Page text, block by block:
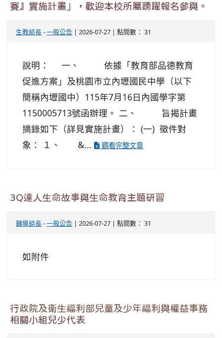
賽』實施計畫」，歡迎本校所屬踴躍報名參與。
生教組長-一般公告 | 2026-07-27 | 點閱數： 31
說明： 一、 依據「教育部品德教育
促進方案」及桃園市立內壢國民中學（以下
簡稱內壢國中）115年7月16日內國學字第
1150005713號函辦理。 二、 旨揭計畫
摘錄如下（詳見實施計畫）： (一) 徵件對
象： １、 &...
觀看完整文章
3Q達人生命故事與生命教育主題研習
輔導組長-一般公告 | 2026-07-27 | 點閱數： 31
如附件
行政院及衛生福利部兒童及少年福利與權益事務
相關小組兒少代表